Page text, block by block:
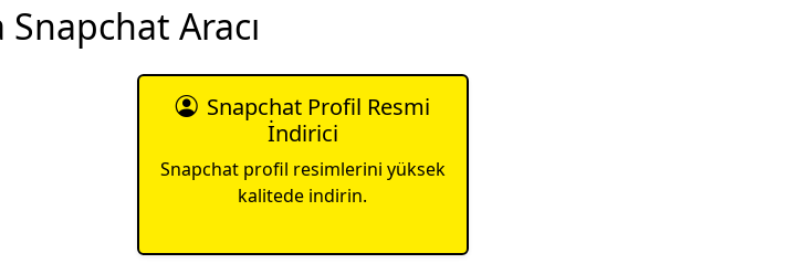
Snapchat Aracı
Snapchat Profil Resmi
İndirici
Snapchat profil resimlerini yüksek
kalitede indirin.